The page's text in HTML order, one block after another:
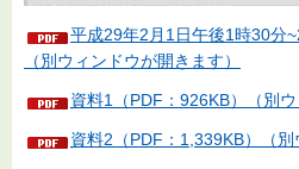
平成29年2月1日午後1時30分
（別ウィンドウが開きます）
資料1（PDF：926KB）（別ウ
資料2（PDF：1,339KB）（別